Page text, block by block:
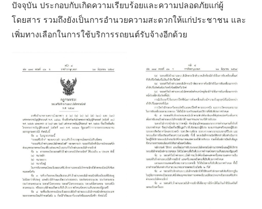
ปัจจุบัน ประกอบกับเกิดความเรียบร้อยและความปลอดภัยแก่ผู้
โดยสาร รวมถึงยังเป็นการอำนวยความสะดวกให้แก่ประชาชน และ
เพิ่มทางเลือกในการใช้บริการรถยนต์รับจ้างอีกด้วย